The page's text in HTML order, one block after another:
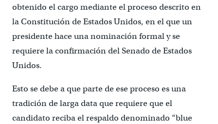
obtenido el cargo mediante el proceso descrito en
la Constitución de Estados Unidos, en el que un
presidente hace una nominación formal y se
requiere la confirmación del Senado de Estados
Unidos.
Esto se debe a que parte de ese proceso es una
tradición de larga data que requiere que el
candidato reciba el respaldo denominado “blue